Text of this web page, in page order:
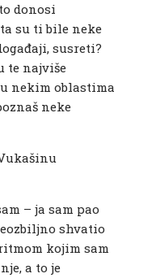
donosi
su ti bile neke
susreti?
te najviše
nekim oblastima
neke
– ja sam pao
shvatio
kojim sam
a to je